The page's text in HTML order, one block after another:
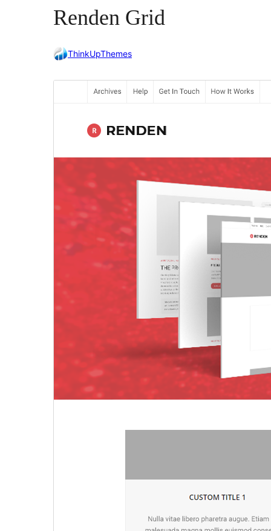
Renden Grid
ThinkUpThemes